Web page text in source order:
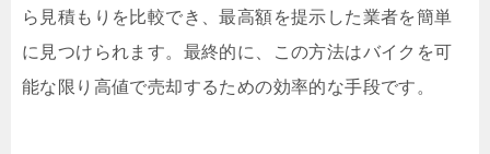
ら見積もりを比較でき、最高額を提示した業者を簡単
に見つけられます。最終的に、この方法はバイクを可
能な限り高値で売却するための効率的な手段です。